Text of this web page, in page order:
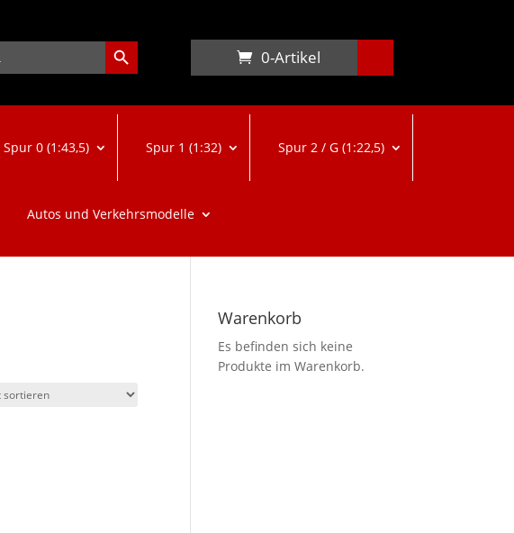
Search Button
0-Artikel
Spur 0 (1:43,5) Spur 1 (1:32) Spur 2 / G (1:22,5)
Autos und Verkehrsmodelle
Warenkorb
Es befinden sich keine
Produkte im Warenkorb.